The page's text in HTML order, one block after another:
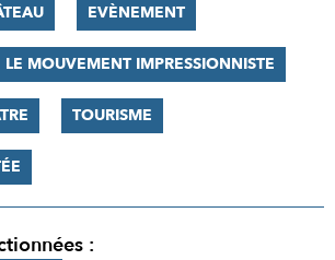
EVÈNEMENT
LE MOUVEMENT IMPRESSIONNISTE
TOURISME
: